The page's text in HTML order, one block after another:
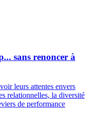
sans renoncer à
leurs attentes envers
relationnelles, la diversité
de performance